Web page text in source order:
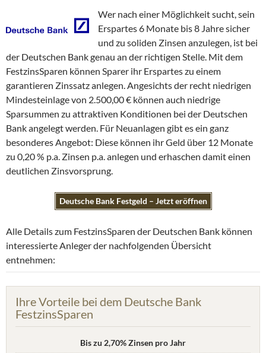
Wer nach einer Möglichkeit sucht, sein
Erspartes 6 Monate bis 8 Jahre sicher
und zu soliden Zinsen anzulegen, ist bei
der Deutschen Bank genau an der richtigen Stelle. Mit dem
FestzinsSparen können Sparer ihr Erspartes zu einem
garantieren Zinssatz anlegen. Angesichts der recht niedrigen
Mindesteinlage von 2.500,00 € können auch niedrige
Sparsummen zu attraktiven Konditionen bei der Deutschen
Bank angelegt werden. Für Neuanlagen gibt es ein ganz
besonderes Angebot: Diese können ihr Geld über 12 Monate
zu 0,20 % p.a. Zinsen p.a. anlegen und erhaschen damit einen
deutlichen Zinsvorsprung.
Deutsche Bank Festgeld – Jetzt eröffnen
Alle Details zum FestzinsSparen der Deutschen Bank können
interessierte Anleger der nachfolgenden Übersicht
entnehmen:
Ihre Vorteile bei dem Deutsche Bank
FestzinsSparen
Bis zu 2,70% Zinsen pro Jahr